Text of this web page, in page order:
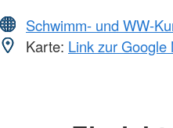
Schwimm- und WW-
Karte: Link zur Google